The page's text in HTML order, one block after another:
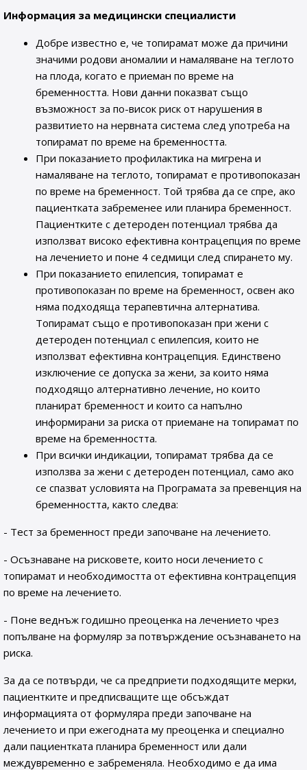
Информация за медицински специалисти
Добре известно е, че топирамат може да причини
значими родови аномалии и намаляване на теглото
на плода, когато е приеман по време на
бременността. Нови данни показват също
възможност за по-висок риск от нарушения в
развитието на нервната система след употреба на
топирамат по време на бременността.
При показанието профилактика на мигрена и
намаляване на теглото, топирамат е противопоказан
по време на бременност. Той трябва да се спре, ако
пациентката забременее или планира бременност.
Пациентките с детероден потенциал трябва да
използват високо ефективна контрацепция по време
на лечението и поне 4 седмици след спирането му.
При показанието епилепсия, топирамат е
противопоказан по време на бременност, освен ако
няма подходяща терапевтична алтернатива.
Топирамат също е противопоказан при жени с
детероден потенциал с епилепсия, които не
използват ефективна контрацепция. Единствено
изключение се допуска за жени, за които няма
подходящо алтернативно лечение, но които
планират бременност и които са напълно
информирани за риска от приемане на топирамат по
време на бременността.
При всички индикации, топирамат трябва да се
използва за жени с детероден потенциал, само ако
се спазват условията на Програмата за превенция на
бременността, както следва:
- Тест за бременност преди започване на лечението.
- Осъзнаване на рисковете, които носи лечението с
топирамат и необходимостта от ефективна контрацепция
по време на лечението.
- Поне веднъж годишно преоценка на лечението чрез
попълване на формуляр за потвърждение осъзнаването на
риска.
За да се потвърди, че са предприети подходящите мерки,
пациентките и предписващите ще обсъждат
информацията от формуляра преди започване на
лечението и при ежегодната му преоценка и специално
дали пациентката планира бременност или дали
междувременно е забременяла. Необходимо е да има